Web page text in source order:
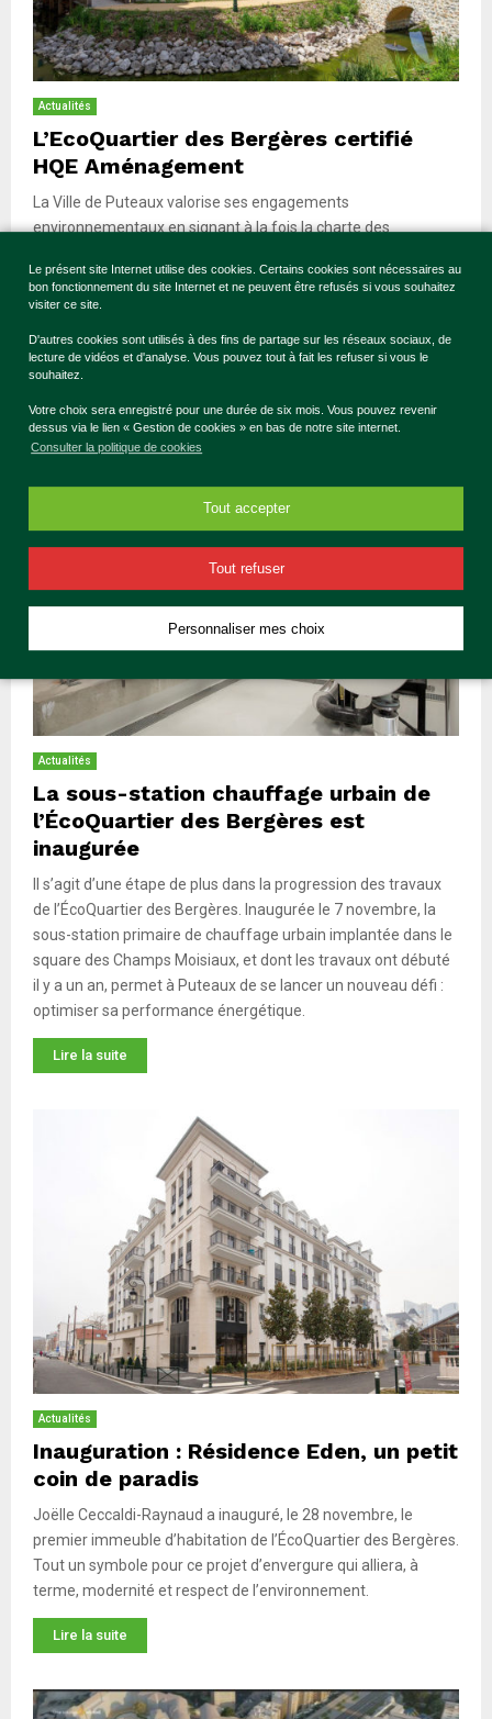
Le présent site Internet utilise des cookies. Certains cookies sont nécessaires au
bon fonctionnement du site Internet et ne peuvent être refusés si vous souhaitez
visiter ce site.
D'autres cookies sont utilisés à des fins de partage sur les réseaux sociaux, de
lecture de vidéos et d'analyse. Vous pouvez tout à fait les refuser si vous le
souhaitez.
Votre choix sera enregistré pour une durée de six mois. Vous pouvez revenir
dessus via le lien « Gestion de cookies » en bas de notre site internet.
Consulter la politique de cookies
Tout accepter
Tout refuser
Personnaliser mes choix
Actualités
L’EcoQuartier des Bergères certifié
HQE Aménagement
La Ville de Puteaux valorise ses engagements
environnementaux en signant à la fois la charte des
CERTIVEA à l’été 2017 pour la certification HQE
Aménagement en promouvant l’axe 15 du référentiel
déploiement de réseaux et de services innovants.
Actualités
La sous-station chauffage urbain de
l’ÉcoQuartier des Bergères est
inaugurée
Il s’agit d’une étape de plus dans la progression des travaux
de l’ÉcoQuartier des Bergères. Inaugurée le 7 novembre, la
sous-station primaire de chauffage urbain implantée dans le
square des Champs Moisiaux, et dont les travaux ont débuté
il y a un an, permet à Puteaux de se lancer un nouveau défi :
optimiser sa performance énergétique.
Lire la suite
Actualités
Inauguration : Résidence Eden, un petit
coin de paradis
Joëlle Ceccaldi-Raynaud a inauguré, le 28 novembre, le
premier immeuble d’habitation de l’ÉcoQuartier des Bergères.
Tout un symbole pour ce projet d’envergure qui alliera, à
terme, modernité et respect de l’environnement.
Lire la suite